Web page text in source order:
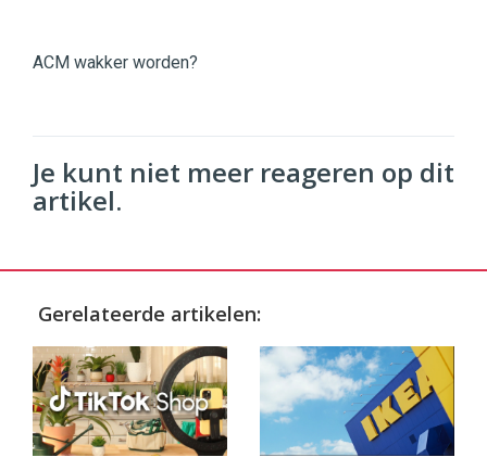
ACM wakker worden?
Je kunt niet meer reageren op dit
artikel.
Gerelateerde artikelen: